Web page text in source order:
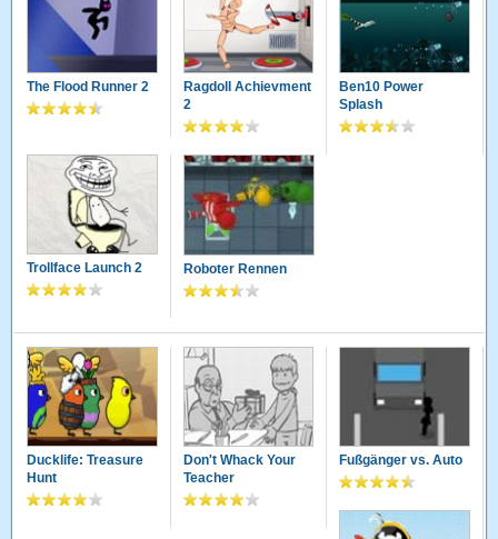
The Flood Runner 2
Ragdoll Achievment
2
Ben10 Power
Splash
Trollface Launch 2 Roboter Rennen
Ducklife: Treasure
Hunt
Don't Whack Your
Teacher
Fußgänger vs. Auto